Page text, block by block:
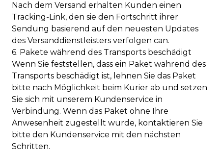
Nach dem Versand erhalten Kunden einen
Tracking-Link, den sie den Fortschritt ihrer
Sendung basierend auf den neuesten Updates
des Versanddienstleisters verfolgen can.
6. Pakete während des Transports beschädigt
Wenn Sie feststellen, dass ein Paket während des
Transports beschädigt ist, lehnen Sie das Paket
bitte nach Möglichkeit beim Kurier ab und setzen
Sie sich mit unserem Kundenservice in
Verbindung. Wenn das Paket ohne Ihre
Anwesenheit zugestellt wurde, kontaktieren Sie
bitte den Kundenservice mit den nächsten
Schritten.